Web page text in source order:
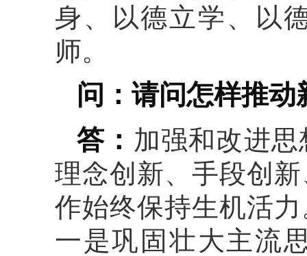
身、以德立学、以
师。
问：请问怎样推
答： 加强和改进
理念创新、手段创
作始终保持生机活
一是巩固壮大主流